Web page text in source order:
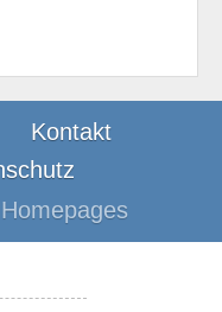
Kontakt